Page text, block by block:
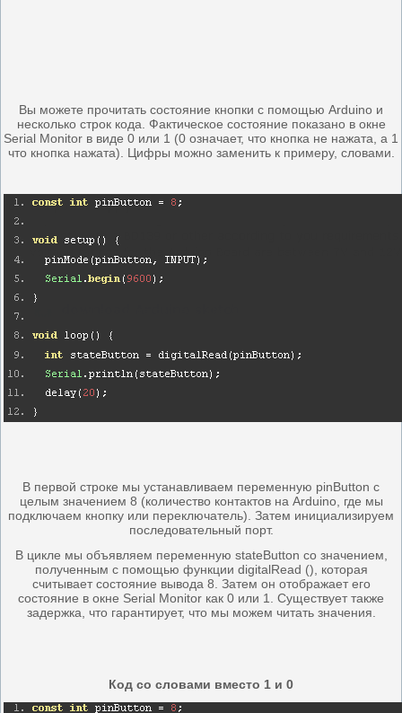
Вы можете прочитать состояние кнопки с помощью Arduino и
несколько строк кода. Фактическое состояние показано в окне
Serial Monitor в виде 0 или 1 (0 означает, что кнопка не нажата, а 1
что кнопка нажата). Цифры можно заменить к примеру, словами.
В первой строке мы устанавливаем переменную pinButton с
целым значением 8 (количество контактов на Arduino, где мы
подключаем кнопку или переключатель). Затем инициализируем
последовательный порт.
В цикле мы объявляем переменную stateButton со значением,
полученным с помощью функции digitalRead (), которая
считывает состояние вывода 8. Затем он отображает его
состояние в окне Serial Monitor как 0 или 1. Существует также
задержка, что гарантирует, что мы можем читать значения.
Код со словами вместо 1 и 0